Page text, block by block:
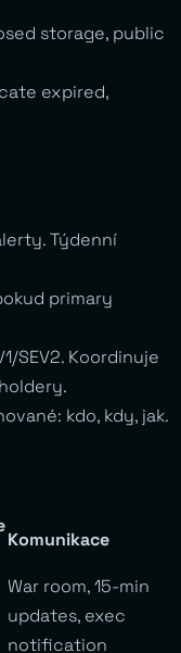
storage, public
expired,
Týdenní
primary
SEV2. Koordinuje
kdo, kdy, jak.
Komunikace
War room, 15-min
updates, exec
notification